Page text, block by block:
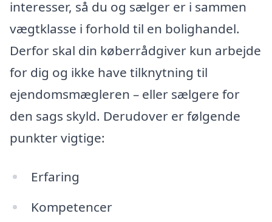
interesser, så du og sælger er i sammen
vægtklasse i forhold til en bolighandel.
Derfor skal din køberrådgiver kun arbejde
for dig og ikke have tilknytning til
ejendomsmægleren – eller sælgere for
den sags skyld. Derudover er følgende
punkter vigtige:
Erfaring
Kompetencer